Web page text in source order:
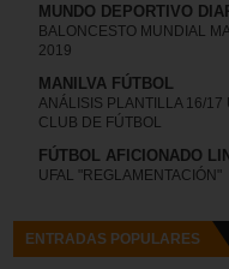
MUNDO DEPORTIVO
BALONCESTO MUNDIAL
2019
MANILVA FÚTBOL
ANÁLISIS PLANTILLA 16/17
CLUB DE FÚTBOL
FÚTBOL AFICIONADO
UFAL "REGLAMENTACIÓN"
ENTRADAS POPULARES